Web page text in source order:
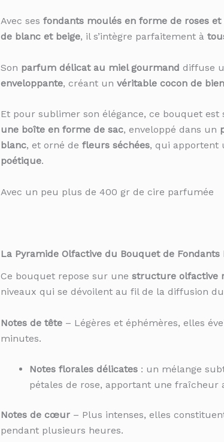
Avec ses fondants moulés en forme de roses
de blanc et beige, il s’intègre parfaitement à
Son parfum délicat au miel gourmand diffuse
enveloppante, créant un véritable cocon de
Et pour sublimer son élégance, ce bouquet est
une boîte en forme de sac, enveloppé dans un
blanc, et orné de fleurs séchées, qui apportent
poétique.
Avec un peu plus de 400 gr de cire parfumée
La Pyramide Olfactive du Bouquet de Fondants
Ce bouquet repose sur une structure olfactive
niveaux qui se dévoilent au fil de la diffusion
Notes de tête– Légères et éphémères, elles
minutes.
Notes florales délicates: un mélange
pétales de rose, apportant une fraîcheur
Notes de cœur– Plus intenses, elles
pendant plusieurs heures.